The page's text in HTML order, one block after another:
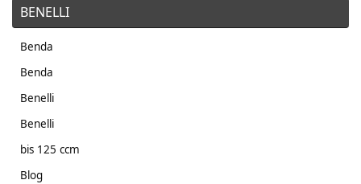
BENELLI
Benda
Benda
Benelli
Benelli
bis 125 ccm
Blog